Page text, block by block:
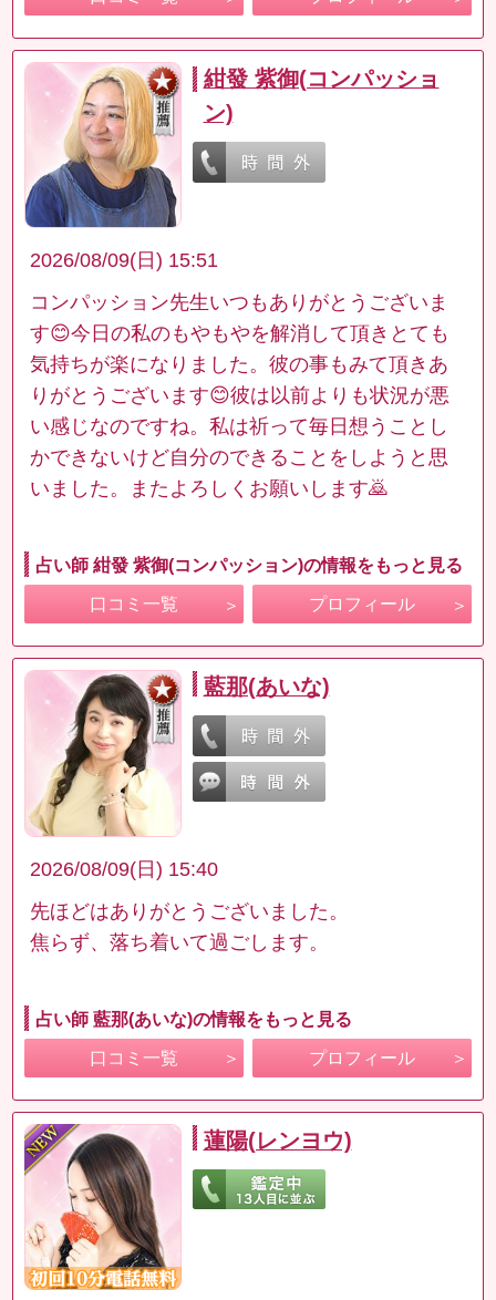
紺發 紫御(コンパッショ
ン)
2026/08/09(日) 15:51
コンパッション先生いつもありがとうございま
す😊今日の私のもやもやを解消して頂きとても
気持ちが楽になりました。彼の事もみて頂きあ
りがとうございます😊彼は以前よりも状況が悪
い感じなのですね。私は祈って毎日想うことし
かできないけど自分のできることをしようと思
いました。またよろしくお願いします🙇
占い師 紺發 紫御(コンパッション)の情報をもっと見る
口コミ一覧 プロフィール
藍那(あいな)
2026/08/09(日) 15:40
先ほどはありがとうございました。
焦らず、落ち着いて過ごします。
占い師 藍那(あいな)の情報をもっと見る
口コミ一覧 プロフィール
蓮陽(レンヨウ)